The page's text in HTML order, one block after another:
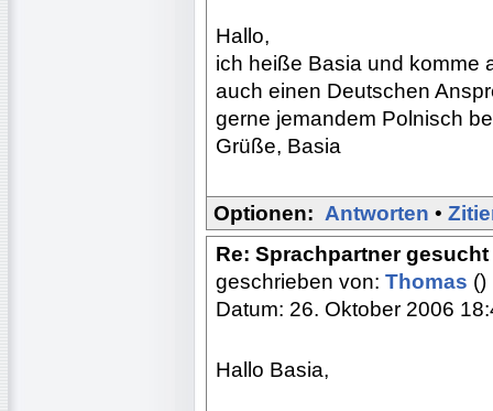
Hallo,
ich heiße Basia und komme
auch einen Deutschen
gerne jemandem Polnisch
Grüße, Basia
Optionen: Antworten •
Re: Sprachpartner
geschrieben von: Thomas ()
Datum: 26. Oktober 2006
Hallo Basia,